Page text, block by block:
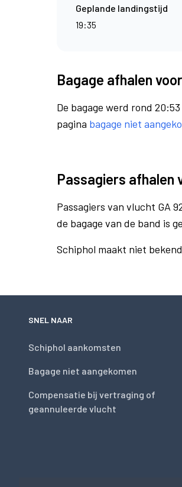
Geplande landingstijd
19:35
Bagage afhalen
De bagage werd rond
pagina bagage niet
Passagiers afhalen
Passagiers van vlucht GA
de bagage van de band is
Schiphol maakt niet
SNEL NAAR
Schiphol aankomsten
Bagage niet aangekomen
Compensatie bij vertraging of
geannuleerde vlucht